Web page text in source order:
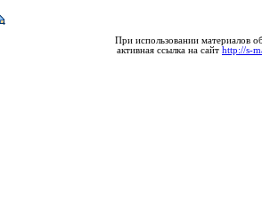
При использовании материалов
активная ссылка на сайт http://s-